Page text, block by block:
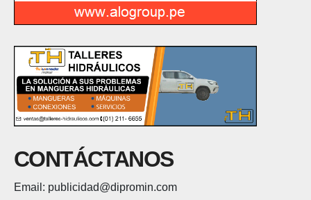
CONTÁCTANOS
Email: publicidad@dipromin.com